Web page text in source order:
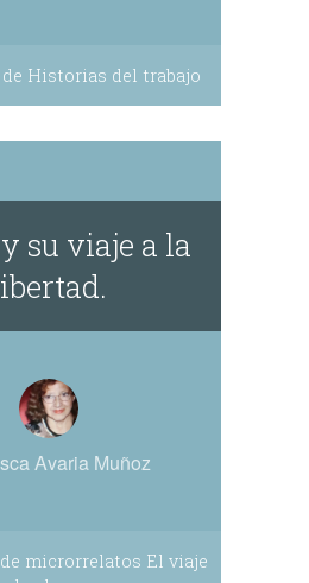
Historias del trabajo
su viaje a la
Avaria Muñoz
microrrelatos El viaje